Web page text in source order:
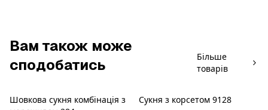
Вам також може
сподобатись
Більше
товарів
Шовкова сукня комбінація з
Новинка
Сукня з корсетом 9128